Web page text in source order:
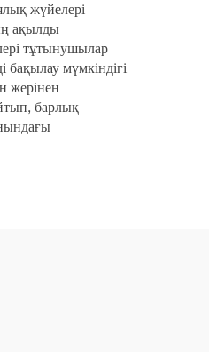
жүйелері
ақылды
тұтынушылар
мүмкіндігі
жерінен
барлық